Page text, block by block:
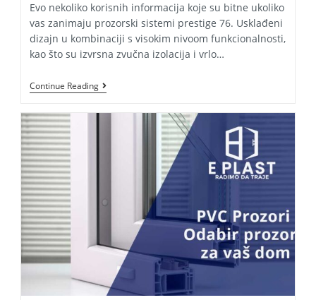
Evo nekoliko korisnih informacija koje su bitne ukoliko
vas zanimaju prozorski sistemi prestige 76. Usklađeni
dizajn u kombinaciji s visokim nivoom funkcionalnosti,
kao što su izvrsna zvučna izolacija i vrlo…
Continue ReadingProzorski
Sistemi